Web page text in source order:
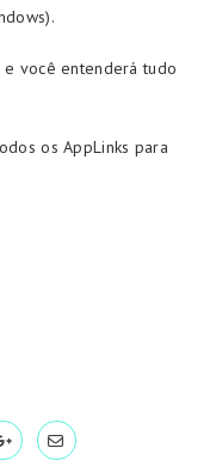
você entenderá tudo
os AppLinks para